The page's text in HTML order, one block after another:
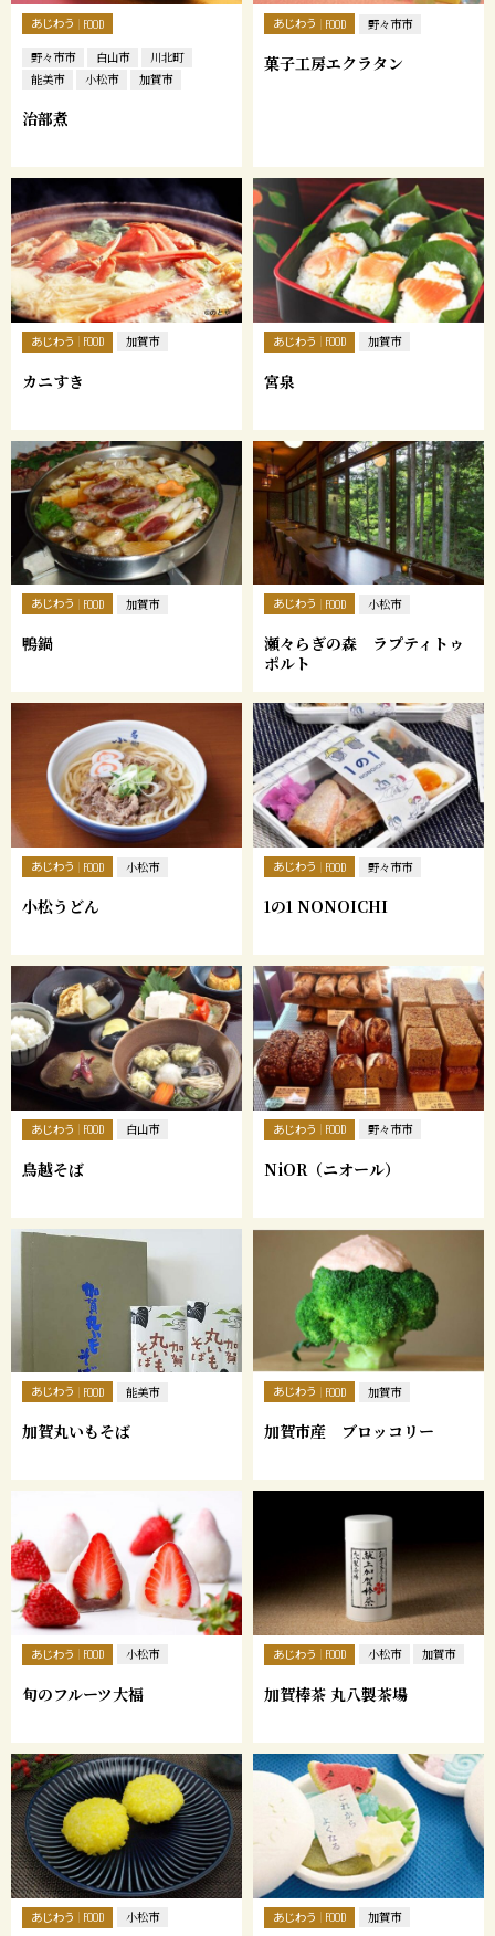
あじわう FOOD
野々市市 白山市
川北町
能美市
小松市 加賀市
治部煮
あじわう FOOD 野々市市
菓子工房エクラタン
あじわう FOOD 加賀市
カニすき
あじわう FOOD 加賀市
宮泉
あじわう FOOD 加賀市
鴨鍋
あじわう FOOD 小松市
瀬々らぎの森 ラプティトゥ
ポルト
あじわう FOOD 小松市
小松うどん
あじわう FOOD 野々市市
1の1 NONOICHI
あじわう FOOD 白山市
鳥越そば
あじわう FOOD 野々市市
NiOR（ニオール）
あじわう FOOD 能美市
加賀丸いもそば
あじわう FOOD 加賀市
加賀市産 ブロッコリー
あじわう FOOD 小松市
旬のフルーツ大福
あじわう FOOD 小松市 加賀市
加賀棒茶 丸八製茶場
あじわう FOOD 小松市 あじわう FOOD 加賀市